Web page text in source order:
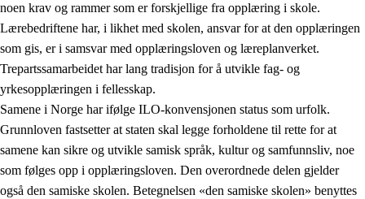
noen krav og rammer som er forskjellige fra opplæring i skole.
Lærebedriftene har, i likhet med skolen, ansvar for at den opplæringen
som gis, er i samsvar med opplæringsloven og læreplanverket.
Trepartssamarbeidet har lang tradisjon for å utvikle fag- og
yrkesopplæringen i fellesskap.
Samene i Norge har ifølge ILO-konvensjonen status som urfolk.
Grunnloven fastsetter at staten skal legge forholdene til rette for at
samene kan sikre og utvikle samisk språk, kultur og samfunnsliv, noe
som følges opp i opplæringsloven. Den overordnede delen gjelder
også den samiske skolen. Betegnelsen «den samiske skolen» benyttes